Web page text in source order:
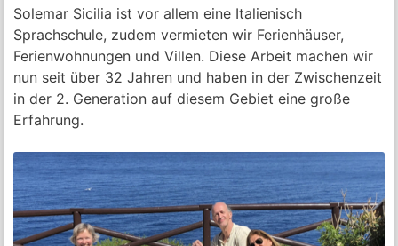
Solemar Sicilia ist vor allem eine Italienisch
Sprachschule, zudem vermieten wir Ferienhäuser,
Ferienwohnungen und Villen. Diese Arbeit machen wir
nun seit über 32 Jahren und haben in der Zwischenzeit
in der 2. Generation auf diesem Gebiet eine große
Erfahrung.